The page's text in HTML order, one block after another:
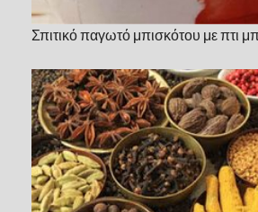
Σπιτικό παγωτό μπισκότου με πτι